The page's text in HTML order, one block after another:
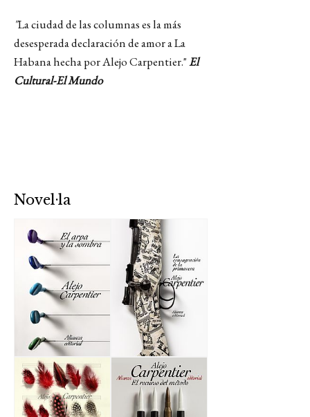
"La ciudad de las columnas es la más
desesperada declaración de amor a La
Habana hecha por Alejo Carpentier."El
Cultural-El Mundo
Novel·la